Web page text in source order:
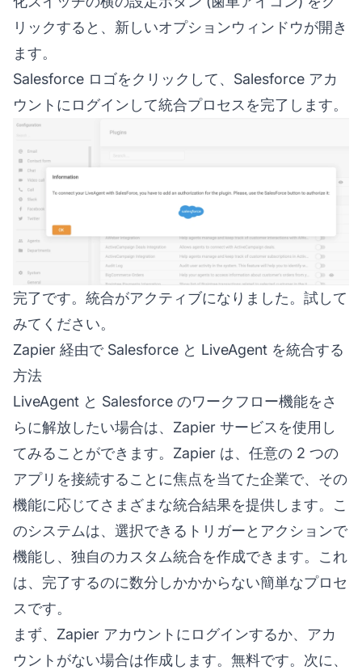
リックすると、新しいオプションウィンドウが開き
ます。
Salesforce ロゴをクリックして、Salesforce アカ
ウントにログインして統合プロセスを完了します。
完了です。統合がアクティブになりました。試して
みてください。
Zapier 経由で Salesforce と LiveAgent を統合する
方法
LiveAgent と Salesforce のワークフロー機能をさ
らに解放したい場合は、Zapier サービスを使用し
てみることができます。Zapier は、任意の 2 つの
アプリを接続することに焦点を当てた企業で、その
機能に応じてさまざまな統合結果を提供します。こ
のシステムは、選択できるトリガーとアクションで
機能し、独自のカスタム統合を作成できます。これ
は、完了するのに数分しかかからない簡単なプロセ
スです。
まず、Zapier アカウントにログインするか、アカ
ウントがない場合は作成します。無料です。次に、